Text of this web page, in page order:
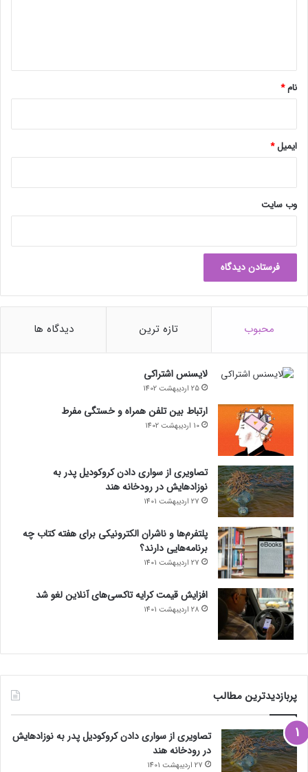
نام*
ایمیل*
وب‌ سایت
محبوب تازه ترین دیدگاه ها
لایسنس اشتراکی
25 اردیبهشت 1402
ارتباط بین تلفن همراه و خستگی مفرط
10 اردیبهشت 1402
تصاویری از سواری دادن کروکودیل پدر به
نوزادهایش در رودخانه هند
27 اردیبهشت 1401
پلتفرم‌ها و ناشران الکترونیکی برای هفته کتاب چه
برنامه‌هایی دارند؟
27 اردیبهشت 1401
افزایش قیمت کرایه تاکسی‌های آنلاین لغو شد
28 اردیبهشت 1401
پربازدیدترین مطالب
تصاویری از سواری دادن کروکودیل پدر به نوزادهایش
در رودخانه هند
27 اردیبهشت 1401